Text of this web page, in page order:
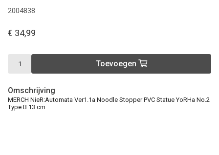
2004838
€ 34,99
Toevoegen
Omschrijving
MERCH NieR:Automata Ver1.1a Noodle Stopper PVC Statue YoRHa No.2
Type B 13 cm